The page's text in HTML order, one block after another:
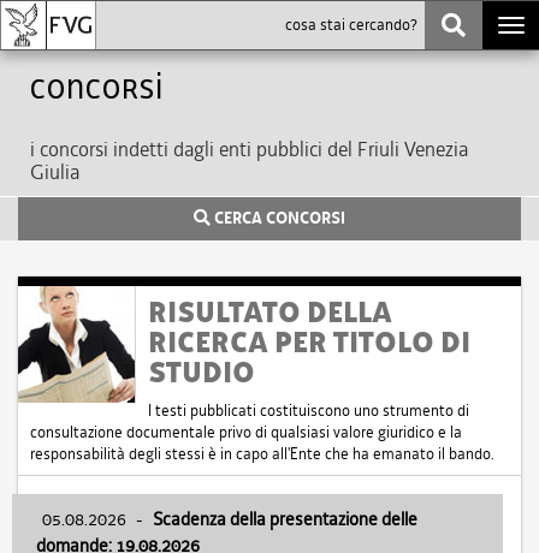
Concorsi
i concorsi indetti dagli enti pubblici del Friuli Venezia
Giulia
CERCA CONCORSI
RISULTATO DELLA
RICERCA PER TITOLO DI
STUDIO
I testi pubblicati costituiscono uno strumento di
consultazione documentale privo di qualsiasi valore giuridico e la
responsabilità degli stessi è in capo all'Ente che ha emanato il bando.
05.08.2026 - Scadenza della presentazione delle
domande: 19.08.2026